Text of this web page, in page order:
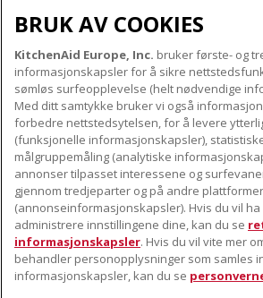
OM KITCHENAID
Merkets kjerne
Merkehistorie
ODR
VÅRE PRODUKTER
Små apparater
Produkttilbehør
KUNDESERVICE
Finn et servicesenter nær deg
Garanti og dokumenter
Kontaktinformasjon
FØLG OSS
BRUK AV COOKIES
KitchenAid Europe, Inc. bruker første- og
informasjonskapsler for å sikre
sømløs surfeopplevelse (helt nødvendige
Med ditt samtykke bruker vi også
forbedre nettstedsytelsen, for å levere
(funksjonelle informasjonskapsler),
målgruppemåling (analytiske
annonser tilpasset interessene og
gjennom tredjeparter og på andre plattformer
(annonseinformasjonskapsler). Hvis du vil
administrere innstillingene dine, kan du se
informasjonskapsler. Hvis du vil vite mer
behandler personopplysninger som samles
informasjonskapsler, kan du se